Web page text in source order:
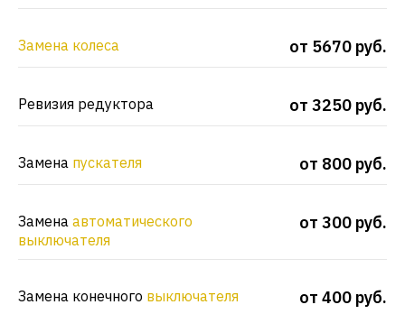
Замена колеса от 5670 руб.
Ревизия редуктора от 3250 руб.
Замена пускателя от 800 руб.
Замена автоматического
выключателя
от 300 руб.
Замена конечного выключателя от 400 руб.